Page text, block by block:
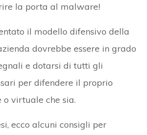
la porta al malware!
il modello difensivo della
dovrebbe essere in grado
e dotarsi di tutti gli
per difendere il proprio
o virtuale che sia.
ecco alcuni consigli per